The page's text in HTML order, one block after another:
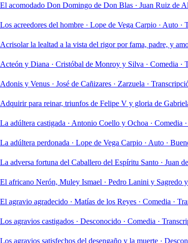
El acomodado Don Domingo de Don Blas · Juan Ruiz de
Los acreedores del hombre · Lope de Vega Carpio · Auto ·
Acrisolar la lealtad a la vista del rigor por fama, padre, y
Acteón y Diana · Cristóbal de Monroy y Silva · Comedia ·
Adonis y Venus · José de Cañizares · Zarzuela ·
Adquirir para reinar, triunfos de Felipe V y gloria de
La adúltera castigada · Antonio Coello y Ochoa · Comedia ·
La adúltera perdonada · Lope de Vega Carpio · Auto ·
La adversa fortuna del Caballero del Espíritu Santo · Juan
El africano Nerón, Muley Ismael · Pedro Lanini y Sagredo
El agravio agradecido · Matías de los Reyes · Comedia ·
Los agravios castigados · Desconocido · Comedia ·
Los agravios satisfechos del desengaño y la muerte ·